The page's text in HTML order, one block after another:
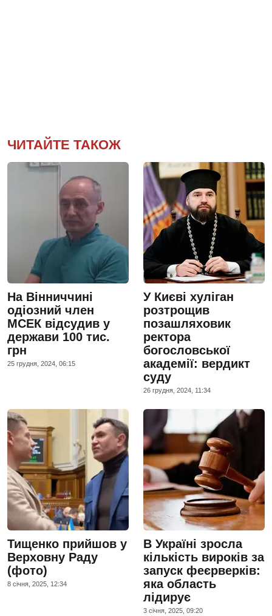
ЧИТАЙТЕ ТАКОЖ
На Вінниччині
одіозний член
МСЕК відсудив у
держави 100 тис.
грн
25 грудня, 2024, 06:15
У Києві хуліган
розтрощив
позашляховик
ректора
богословської
академії: вердикт
суду
26 грудня, 2024, 11:34
Тищенко прийшов у
Верховну Раду
(фото)
8 сiчня, 2025, 12:34
В Україні зросла
кількість вироків за
запуск феєрверків:
яка область
лідирує
3 сiчня, 2025, 09:20